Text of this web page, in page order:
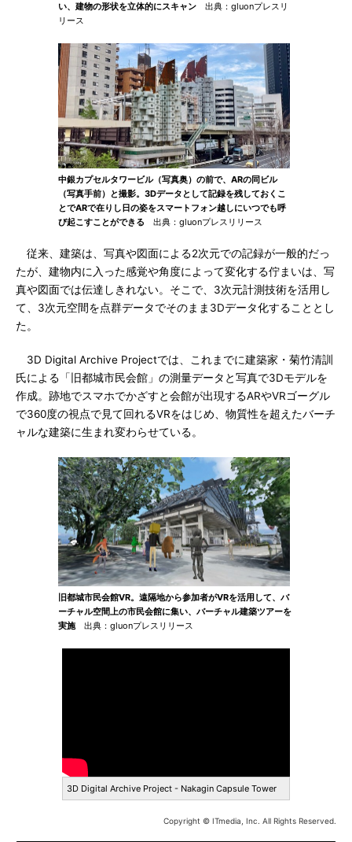
い、建物の形状を立体的にスキャン 出典：gluonプレスリ
リース
中銀カプセルタワービル（写真奥）の前で、ARの同ビル
（写真手前）と撮影。3Dデータとして記録を残しておくこ
とでARで在りし日の姿をスマートフォン越しにいつでも呼
び起こすことができる 出典：gluonプレスリリース
従来、建築は、写真や図面による2次元での記録が一般的だっ
たが、建物内に入った感覚や角度によって変化する佇まいは、写
真や図面では伝達しきれない。そこで、3次元計測技術を活用し
て、3次元空間を点群データでそのまま3Dデータ化することとし
た。
3D Digital Archive Projectでは、これまでに建築家・菊竹清訓
氏による「旧都城市民会館」の測量データと写真で3Dモデルを
作成。跡地でスマホでかざすと会館が出現するARやVRゴーグル
で360度の視点で見て回れるVRをはじめ、物質性を超えたバーチ
ャルな建築に生まれ変わらせている。
旧都城市民会館VR。遠隔地から参加者がVRを活用して、バ
ーチャル空間上の市民会館に集い、バーチャル建築ツアーを
実施 出典：gluonプレスリリース
3D Digital Archive Project - Nakagin Capsule Tower
Copyright © ITmedia, Inc. All Rights Reserved.